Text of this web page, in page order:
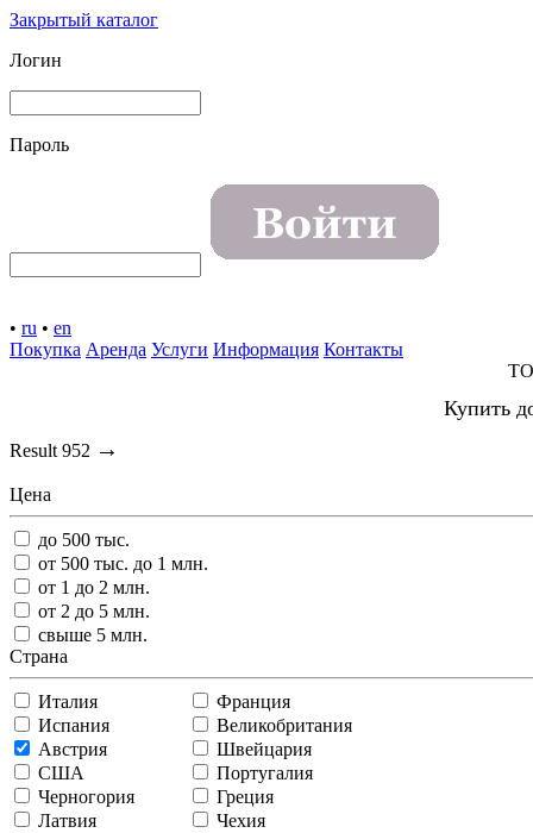
Закрытый каталог
Логин
Пароль
• ru • en
Покупка Аренда Услуги Информация Контакты
Купить
Result 952 →
Цена
до 500 тыс.
от 500 тыс. до 1 млн.
от 1 до 2 млн.
от 2 до 5 млн.
свыше 5 млн.
Страна
Италия
Франция
Испания
Великобритания
Австрия
Швейцария
США
Португалия
Черногория
Греция
Латвия
Чехия